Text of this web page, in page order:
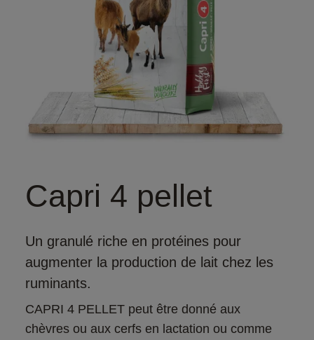
Capri 4 pellet
Un granulé riche en protéines pour
augmenter la production de lait chez les
ruminants.
CAPRI 4 PELLET peut être donné aux
chèvres ou aux cerfs en lactation ou comme